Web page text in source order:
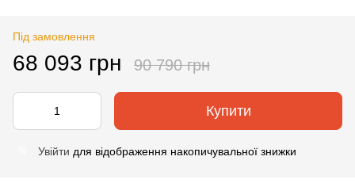
Під замовлення
68 093 грн 90 790 грн
Купити
Увійти для відображення накопичувальної знижки